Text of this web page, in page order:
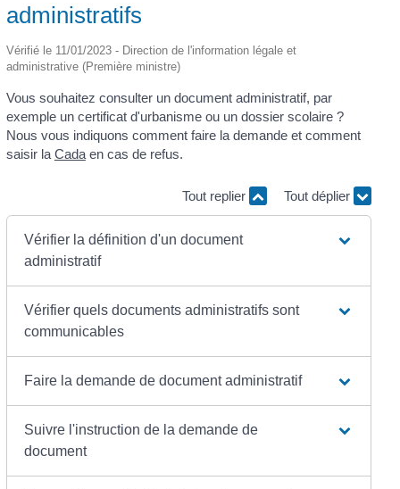
administratifs
Vérifié le 11/01/2023 - Direction de l'information légale et
administrative (Première ministre)
Vous souhaitez consulter un document administratif, par
exemple un certificat d'urbanisme ou un dossier scolaire ?
Nous vous indiquons comment faire la demande et comment
saisir la Cadaen cas de refus.
Tout replier Tout déplier
Vérifier la définition d'un document
administratif
Vérifier quels documents administratifs sont
communicables
Faire la demande de document administratif
Suivre l'instruction de la demande de
document